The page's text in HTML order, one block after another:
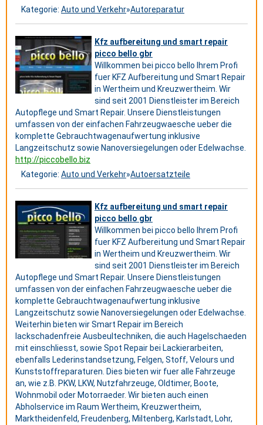
Kategorie: Auto und Verkehr»Autoreparatur
Kfz aufbereitung und smart repair
picco bello gbr
Willkommen bei picco bello Ihrem Profi
fuer KFZ Aufbereitung und Smart Repair
in Wertheim und Kreuzwertheim. Wir
sind seit 2001 Dienstleister im Bereich
Autopflege und Smart Repair. Unsere Dienstleistungen
umfassen von der einfachen Fahrzeugwaesche ueber die
komplette Gebrauchtwagenaufwertung inklusive
Langzeitschutz sowie Nanoversiegelungen oder Edelwachse.
http://piccobello.biz
Kategorie: Auto und Verkehr»Autoersatzteile
Kfz aufbereitung und smart repair
picco bello gbr
Willkommen bei picco bello Ihrem Profi
fuer KFZ Aufbereitung und Smart Repair
in Wertheim und Kreuzwertheim. Wir
sind seit 2001 Dienstleister im Bereich
Autopflege und Smart Repair. Unsere Dienstleistungen
umfassen von der einfachen Fahrzeugwaesche ueber die
komplette Gebrauchtwagenaufwertung inklusive
Langzeitschutz sowie Nanoversiegelungen oder Edelwachse.
Weiterhin bieten wir Smart Repair im Bereich
lackschadenfreie Ausbeultechniken, die auch Hagelschaeden
mit einschliesst, sowie Spot Repair bei Lackierarbeiten,
ebenfalls Lederinstandsetzung, Felgen, Stoff, Velours und
Kunststoffreparaturen. Dies bieten wir fuer alle Fahrzeuge
an, wie z.B. PKW, LKW, Nutzfahrzeuge, Oldtimer, Boote,
Wohnmobil oder Motorraeder. Wir bieten auch einen
Abholservice im Raum Wertheim, Kreuzwertheim,
Marktheidenfeld, Freudenberg, Miltenberg, Karlstadt, Lohr,